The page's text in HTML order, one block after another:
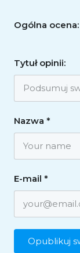
Nazwa *
E-mail *
Ogólna ocena:
Tytuł opinii: